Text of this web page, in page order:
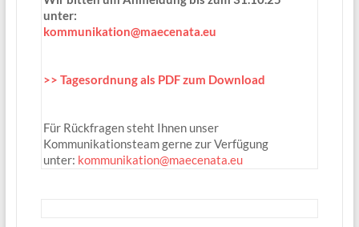
unter:
kommunikation@maecenata.eu
>> Tagesordnung als PDF zum Download
Für Rückfragen steht Ihnen unser
Kommunikationsteam gerne zur Verfügung
unter: kommunikation@maecenata.eu